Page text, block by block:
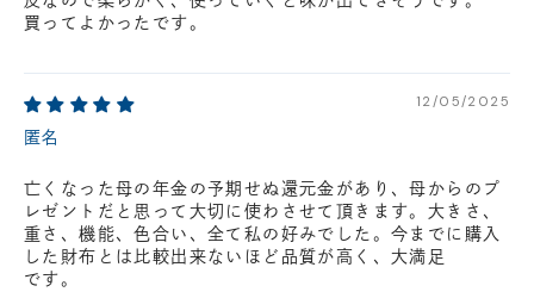
買ってよかったです。
12/05/2025
匿名
亡くなった母の年金の予期せぬ還元金があり、母からのプ
レゼントだと思って大切に使わさせて頂きます。大きさ、
重さ、機能、色合い、全て私の好みでした。今までに購入
した財布とは比較出来ないほど品質が高く、大満足
です。